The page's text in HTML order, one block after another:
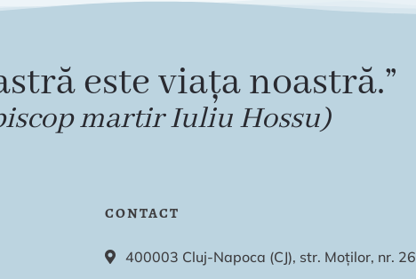
este viața noastră.”
martir Iuliu Hossu)
CONTACT
400003 Cluj-Napoca (CJ), str. Moților, nr. 26